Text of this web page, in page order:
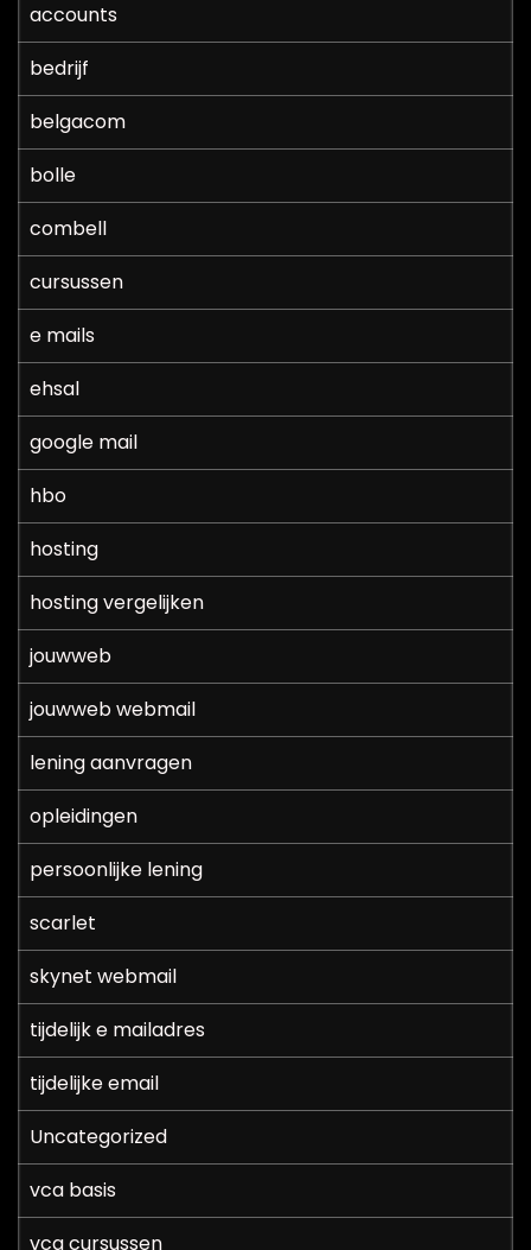
accounts
bedrijf
belgacom
bolle
combell
cursussen
e mails
ehsal
google mail
hbo
hosting
hosting vergelijken
jouwweb
jouwweb webmail
lening aanvragen
opleidingen
persoonlijke lening
scarlet
skynet webmail
tijdelijk e mailadres
tijdelijke email
Uncategorized
vca basis
vca cursussen